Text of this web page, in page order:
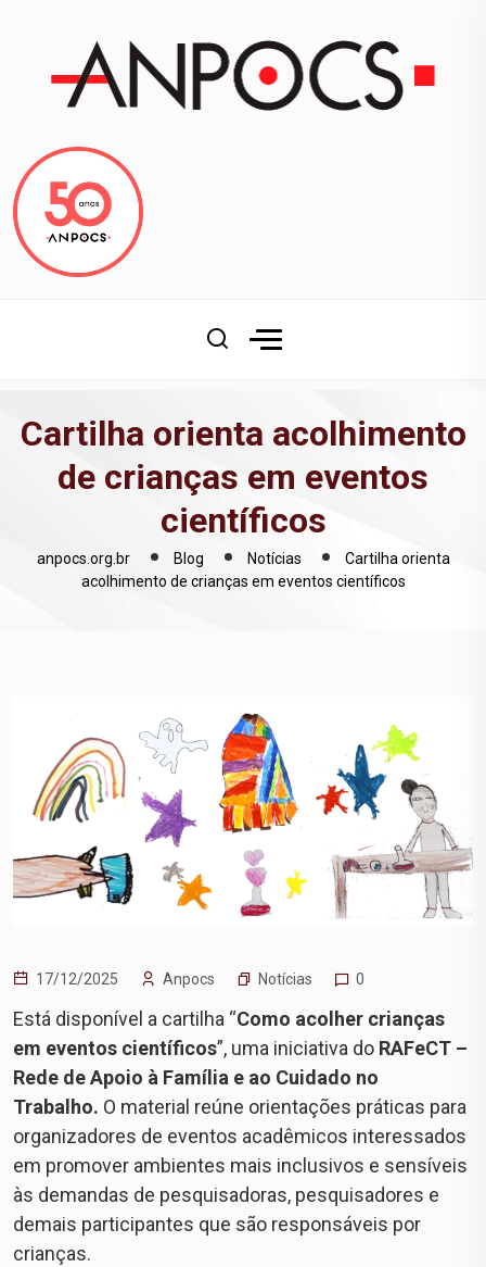
Cartilha orienta acolhimento
de crianças em eventos
científicos
anpocs.org.br Blog Notícias
Cartilha orienta
acolhimento de crianças em eventos científicos
17/12/2025 Anpocs Notícias 0
Está disponível a cartilha “Como acolher crianças
em eventos científicos”, uma iniciativa do RAFeCT –
Rede de Apoio à Família e ao Cuidado no
Trabalho. O material reúne orientações práticas para
organizadores de eventos acadêmicos interessados
em promover ambientes mais inclusivos e sensíveis
às demandas de pesquisadoras, pesquisadores e
demais participantes que são responsáveis por
crianças.